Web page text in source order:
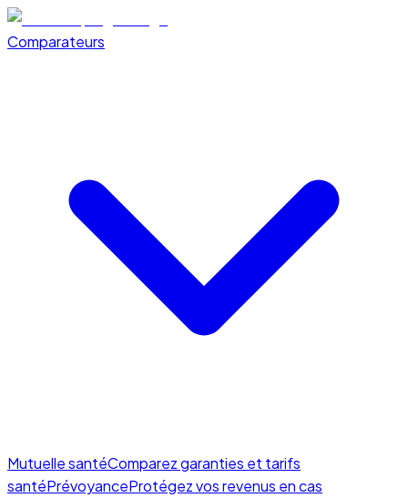
Comparateurs
Mutuelle santéComparez garanties et tarifs
santéPrévoyanceProtégez vos revenus en cas